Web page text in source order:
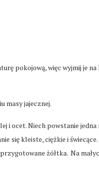
pokojową, więc wyjmij je
masy jajecznej.
i ocet. Niech powstanie jedna
się kleiste, ciężkie i świecące.
żółtka. Na